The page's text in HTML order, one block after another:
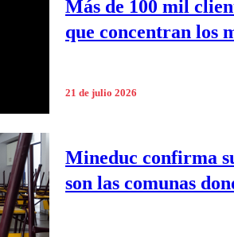
Más de 100 mil
que concentran los
21 de julio 2026
Mineduc confirma
son las comunas